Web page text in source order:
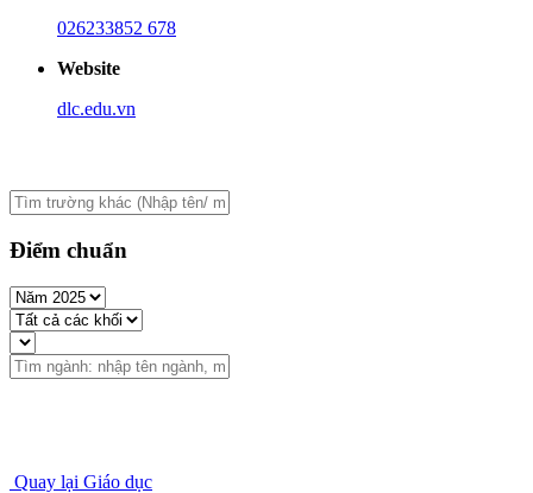
026233852 678
Website
dlc.edu.vn
Điểm chuẩn
Quay lại Giáo dục